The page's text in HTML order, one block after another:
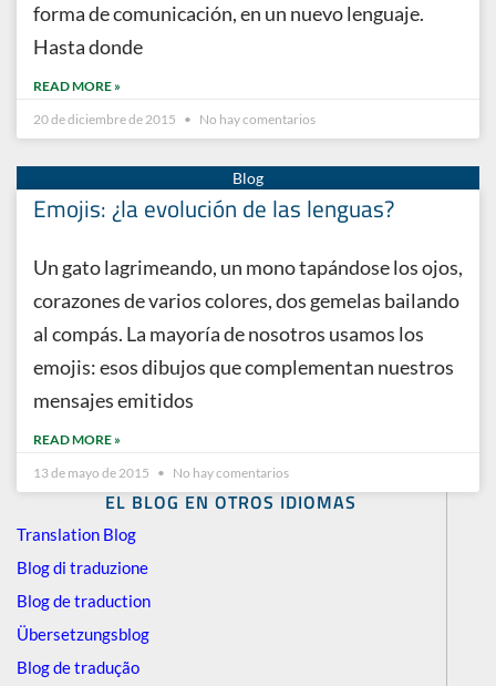
EL BLOG EN OTROS IDIOMAS
Translation Blog
Blog di traduzione
Blog de traduction
Übersetzungsblog
Blog de tradução
forma de comunicación, en un nuevo lenguaje.
Hasta donde
READ MORE »
20 de diciembre de 2015
No hay comentarios
Emojis: ¿la evolución de las lenguas?
Un gato lagrimeando, un mono tapándose los ojos,
corazones de varios colores, dos gemelas bailando
al compás. La mayoría de nosotros usamos los
emojis: esos dibujos que complementan nuestros
mensajes emitidos
READ MORE »
13 de mayo de 2015
No hay comentarios